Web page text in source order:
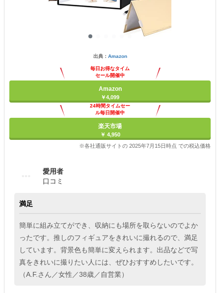
出典： Amazon
毎日お得なタイム
セール開催中
Amazon
￥4,099
24時間タイムセー
ル毎日開催中
楽天市場
￥ 4,950
※各社通販サイトの 2025年7月15日時点 での税込価格
愛用者
口コミ
満足
簡単に組み立てができ、収納にも場所を取らないのでよか
ったです。推しのフィギュアをきれいに撮れるので、満足
しています。背景色も簡単に変えられます。出品などで写
真をきれいに撮りたい人には、ぜひおすすめしたいです。
（A.F.さん／女性／38歳／自営業）